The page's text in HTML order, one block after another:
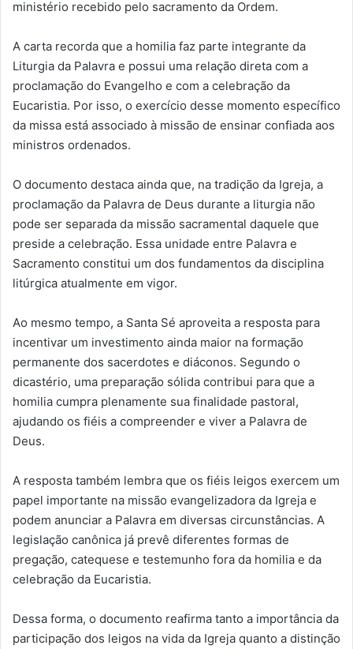
ministério recebido pelo sacramento da Ordem.
A carta recorda que a homilia faz parte integrante da
Liturgia da Palavra e possui uma relação direta com a
proclamação do Evangelho e com a celebração da
Eucaristia. Por isso, o exercício desse momento específico
da missa está associado à missão de ensinar confiada aos
ministros ordenados.
O documento destaca ainda que, na tradição da Igreja, a
proclamação da Palavra de Deus durante a liturgia não
pode ser separada da missão sacramental daquele que
preside a celebração. Essa unidade entre Palavra e
Sacramento constitui um dos fundamentos da disciplina
litúrgica atualmente em vigor.
Ao mesmo tempo, a Santa Sé aproveita a resposta para
incentivar um investimento ainda maior na formação
permanente dos sacerdotes e diáconos. Segundo o
dicastério, uma preparação sólida contribui para que a
homilia cumpra plenamente sua finalidade pastoral,
ajudando os fiéis a compreender e viver a Palavra de
Deus.
A resposta também lembra que os fiéis leigos exercem um
papel importante na missão evangelizadora da Igreja e
podem anunciar a Palavra em diversas circunstâncias. A
legislação canônica já prevê diferentes formas de
pregação, catequese e testemunho fora da homilia e da
celebração da Eucaristia.
Dessa forma, o documento reafirma tanto a importância da
participação dos leigos na vida da Igreja quanto a distinção